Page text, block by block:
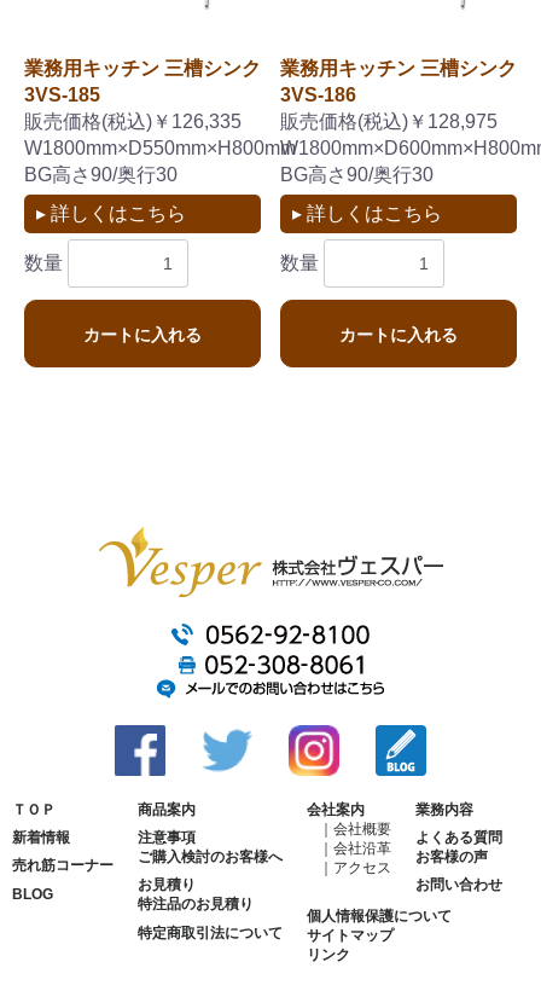
業務用キッチン 三槽シンク
3VS-185
販売価格(税込)￥126,335
W1800mm×D550mm×H800mm
BG高さ90/奥行30
▸ 詳しくはこちら
数量
カートに入れる
業務用キッチン 三槽シンク
3VS-186
販売価格(税込)￥128,975
BG高さ90/奥行30
▸ 詳しくはこちら
数量
カートに入れる
ＴＯＰ
新着情報
売れ筋コーナー
BLOG
商品案内
注意事項
ご購入検討のお客様へ
お見積り
特注品のお見積り
特定商取引法について
会社案内
会社概要
会社沿革
アクセス
業務内容
よくある質問
お客様の声
お問い合わせ
個人情報保護について
サイトマップ
リンク